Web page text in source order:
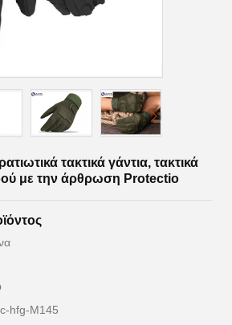
τακτικά γάντια, τακτικά
με την άρθρωση Protectio
hfg-M145